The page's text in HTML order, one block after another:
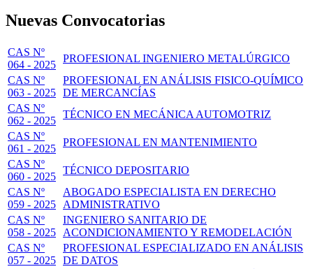
Nuevas Convocatorias
CAS Nº
064 - 2025
PROFESIONAL INGENIERO METALÚRGICO
CAS Nº
063 - 2025
PROFESIONAL EN ANÁLISIS FISICO-QUÍMICO
DE MERCANCÍAS
CAS Nº
062 - 2025
TÉCNICO EN MECÁNICA AUTOMOTRIZ
CAS Nº
061 - 2025
PROFESIONAL EN MANTENIMIENTO
CAS Nº
060 - 2025
TÉCNICO DEPOSITARIO
CAS Nº
059 - 2025
ABOGADO ESPECIALISTA EN DERECHO
ADMINISTRATIVO
CAS Nº
058 - 2025
INGENIERO SANITARIO DE
ACONDICIONAMIENTO Y REMODELACIÓN
CAS Nº
057 - 2025
PROFESIONAL ESPECIALIZADO EN ANÁLISIS
DE DATOS